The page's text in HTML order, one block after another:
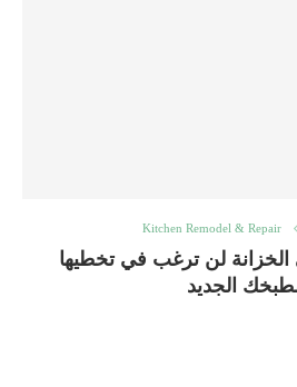
Kitchen Remodel & Repair
الخزانة لن ترغب في تخطيها
الجديد